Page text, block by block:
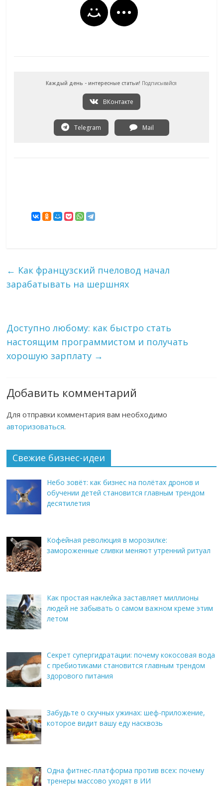
Каждый день - интересные статьи! Подписывайся
ВКонтакте
Telegram Mail
← Как французский пчеловод начал
зарабатывать на шершнях
Доступно любому: как быстро стать
настоящим программистом и получать
хорошую зарплату →
Добавить комментарий
Для отправки комментария вам необходимо
авторизоваться.
Свежие бизнес-идеи
Небо зовёт: как бизнес на полётах дронов и
обучении детей становится главным трендом
десятилетия
Кофейная революция в морозилке:
замороженные сливки меняют утренний ритуал
Как простая наклейка заставляет миллионы
людей не забывать о самом важном креме этим
летом
Секрет супергидратации: почему кокосовая вода
с пребиотиками становится главным трендом
здорового питания
Забудьте о скучных ужинах: шеф-приложение,
которое видит вашу еду насквозь
Одна фитнес-платформа против всех: почему
тренеры массово уходят в ИИ